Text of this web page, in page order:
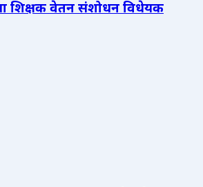
शिक्षक वेतन संशोधन विधेयक